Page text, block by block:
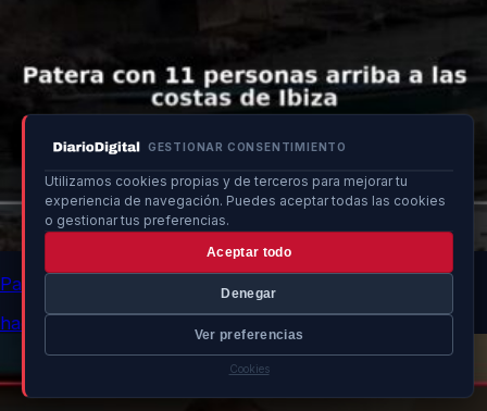
GESTIONAR CONSENTIMIENTO
Utilizamos cookies propias y de terceros para mejorar tu
experiencia de navegación. Puedes aceptar todas las cookies
o gestionar tus preferencias.
Aceptar todo
Denegar
Ver preferencias
Cookies
Patera con 11 personas arriba a las costas de Ibiza
hace 12 min